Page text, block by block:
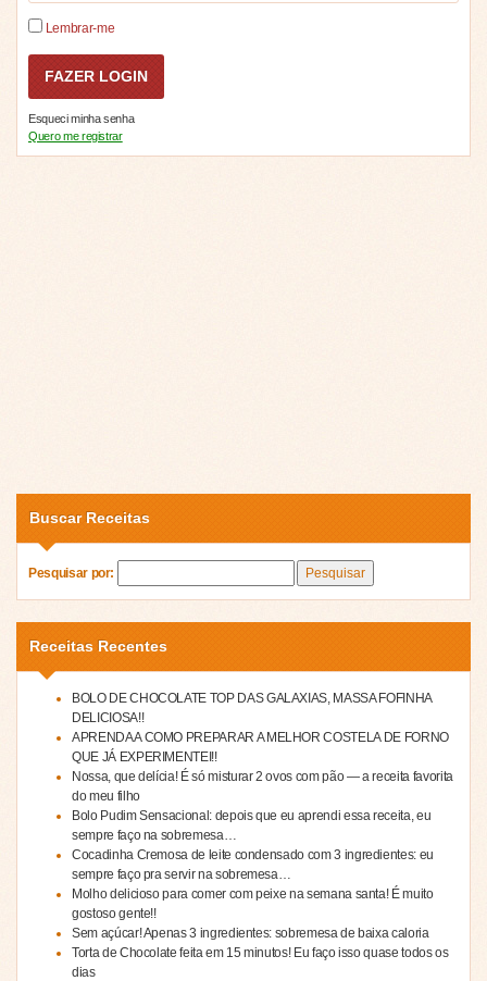
Lembrar-me
Esqueci minha senha
Quero me registrar
Buscar Receitas
Pesquisar por:
Receitas Recentes
BOLO DE CHOCOLATE TOP DAS GALAXIAS, MASSA FOFINHA
DELICIOSA!!
APRENDA A COMO PREPARAR A MELHOR COSTELA DE FORNO
QUE JÁ EXPERIMENTEI!!
Nossa, que delícia! É só misturar 2 ovos com pão — a receita favorita
do meu filho
Bolo Pudim Sensacional: depois que eu aprendi essa receita, eu
sempre faço na sobremesa…
Cocadinha Cremosa de leite condensado com 3 ingredientes: eu
sempre faço pra servir na sobremesa…
Molho delicioso para comer com peixe na semana santa! É muito
gostoso gente!!
Sem açúcar! Apenas 3 ingredientes: sobremesa de baixa caloria
Torta de Chocolate feita em 15 minutos! Eu faço isso quase todos os
dias